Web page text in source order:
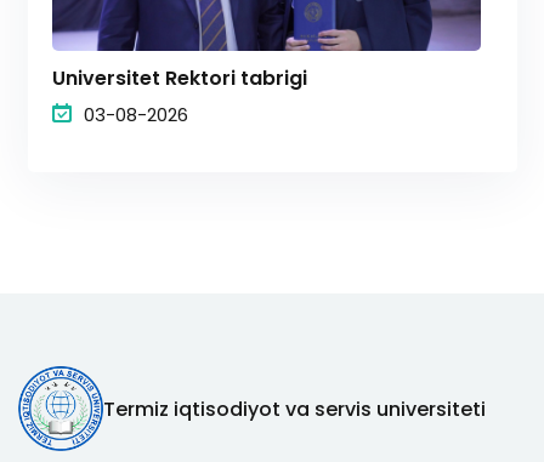
Universitet Rektori tabrigi
03-08-2026
Termiz iqtisodiyot va servis universiteti